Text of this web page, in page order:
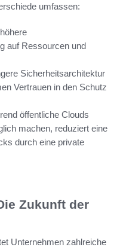
umfassen:
auf Ressourcen und
Sicherheitsarchitektur
Vertrauen in den Schutz
öffentliche Clouds
machen, reduziert eine
durch eine private
Zukunft der
Unternehmen zahlreiche